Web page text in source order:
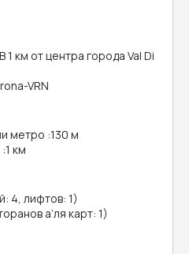
1 км от центра города Val Di
VRN
метро :130 м
:1 км
4, лифтов: 1)
а’ля карт: 1)